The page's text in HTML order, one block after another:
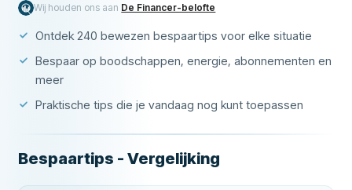
Wij houden ons aan De Financer-belofte
Ontdek 240 bewezen bespaartips voor elke situatie
Bespaar op boodschappen, energie, abonnementen en
meer
Praktische tips die je vandaag nog kunt toepassen
Bespaartips - Vergelijking